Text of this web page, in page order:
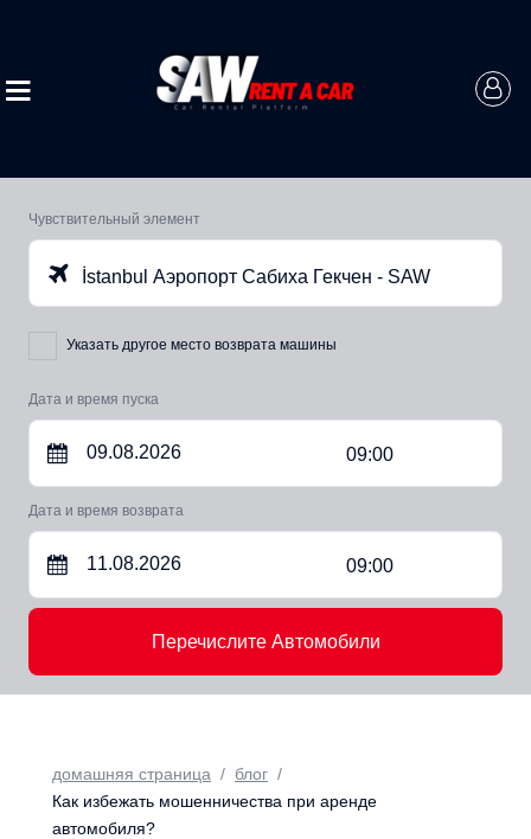
Чувствительный элемент
İstanbul Аэропорт Сабиха Гекчен - SAW
Указать другое место возврата машины
Дата и время пуска
09:00
Дата и время возврата
09:00
Перечислите Автомобили
домашняя страница
блог
Как избежать мошенничества при аренде
автомобиля?